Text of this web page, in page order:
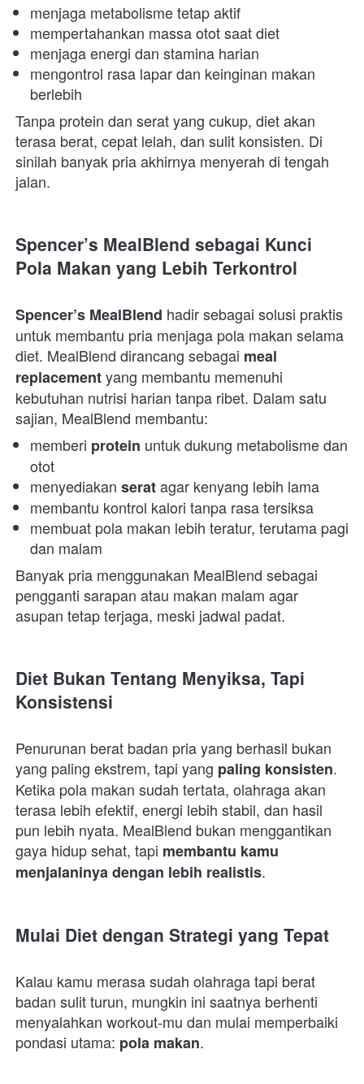
menjaga metabolisme tetap aktif
mempertahankan massa otot saat diet
menjaga energi dan stamina harian
mengontrol rasa lapar dan keinginan makan
berlebih
Tanpa protein dan serat yang cukup, diet akan
terasa berat, cepat lelah, dan sulit konsisten. Di
sinilah banyak pria akhirnya menyerah di tengah
jalan.
Spencer’s MealBlend sebagai Kunci
Pola Makan yang Lebih Terkontrol
Spencer’s MealBlend hadir sebagai solusi praktis
untuk membantu pria menjaga pola makan selama
diet. MealBlend dirancang sebagai meal
replacement yang membantu memenuhi
kebutuhan nutrisi harian tanpa ribet. Dalam satu
sajian, MealBlend membantu:
memberi protein untuk dukung metabolisme dan
otot
menyediakan serat agar kenyang lebih lama
membantu kontrol kalori tanpa rasa tersiksa
membuat pola makan lebih teratur, terutama pagi
dan malam
Banyak pria menggunakan MealBlend sebagai
pengganti sarapan atau makan malam agar
asupan tetap terjaga, meski jadwal padat.
Diet Bukan Tentang Menyiksa, Tapi
Konsistensi
Penurunan berat badan pria yang berhasil bukan
yang paling ekstrem, tapi yang paling konsisten.
Ketika pola makan sudah tertata, olahraga akan
terasa lebih efektif, energi lebih stabil, dan hasil
pun lebih nyata. MealBlend bukan menggantikan
gaya hidup sehat, tapi membantu kamu
menjalaninya dengan lebih realistis.
Mulai Diet dengan Strategi yang Tepat
Kalau kamu merasa sudah olahraga tapi berat
badan sulit turun, mungkin ini saatnya berhenti
menyalahkan workout-mu dan mulai memperbaiki
pondasi utama: pola makan.